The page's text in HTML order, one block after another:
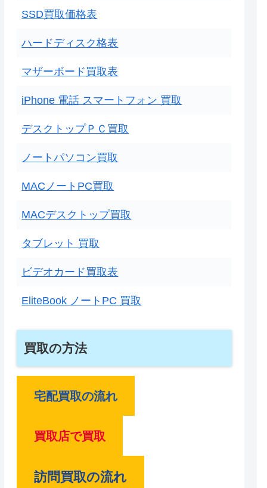
SSD買取価格表
ハードディスク格表
マザーボード買取表
iPhone 電話 スマートフォン 買取
デスクトップＰＣ買取
ノートパソコン買取
MACノートPC買取
MACデスクトップ買取
タブレット 買取
ビデオカード買取表
EliteBook ノートPC 買取
買取の方法
宅配買取の流れ
買取店で買取
訪問買取の流れ